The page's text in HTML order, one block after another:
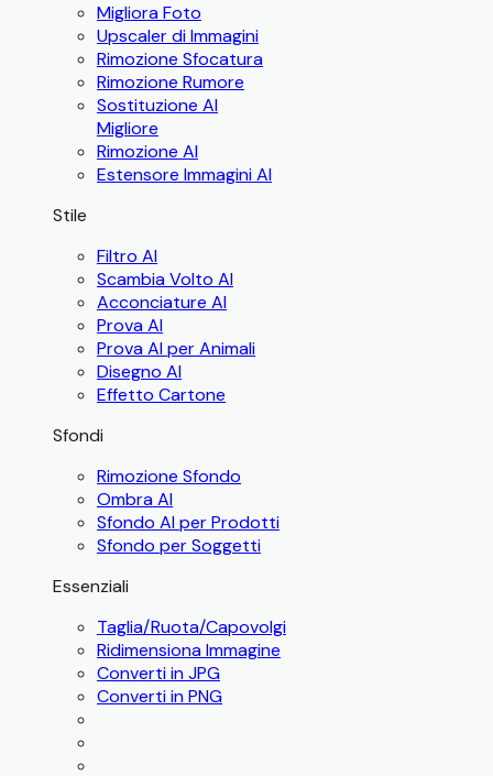
Migliora Foto
Upscaler di Immagini
Rimozione Sfocatura
Rimozione Rumore
Sostituzione AI
Migliore
Rimozione AI
Estensore Immagini AI
Stile
Filtro AI
Scambia Volto AI
Acconciature AI
Prova AI
Prova AI per Animali
Disegno AI
Effetto Cartone
Sfondi
Rimozione Sfondo
Ombra AI
Sfondo AI per Prodotti
Sfondo per Soggetti
Essenziali
Taglia/Ruota/Capovolgi
Ridimensiona Immagine
Converti in JPG
Converti in PNG